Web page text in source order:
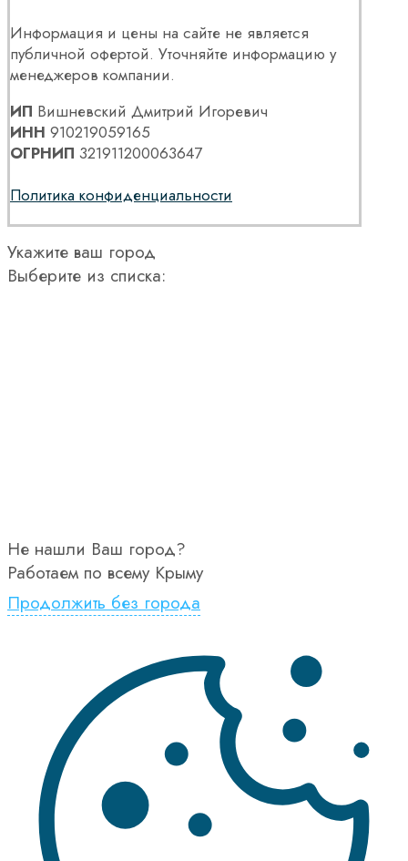
Информация и цены на сайте не является
публичной офертой. Уточняйте информацию у
менеджеров компании.
ИП Вишневский Дмитрий Игоревич
ИНН 910219059165
ОГРНИП 321911200063647
Политика конфиденциальности
Укажите ваш город
Выберите из списка:
Не нашли Ваш город?
Работаем по всему Крыму
Продолжить без города